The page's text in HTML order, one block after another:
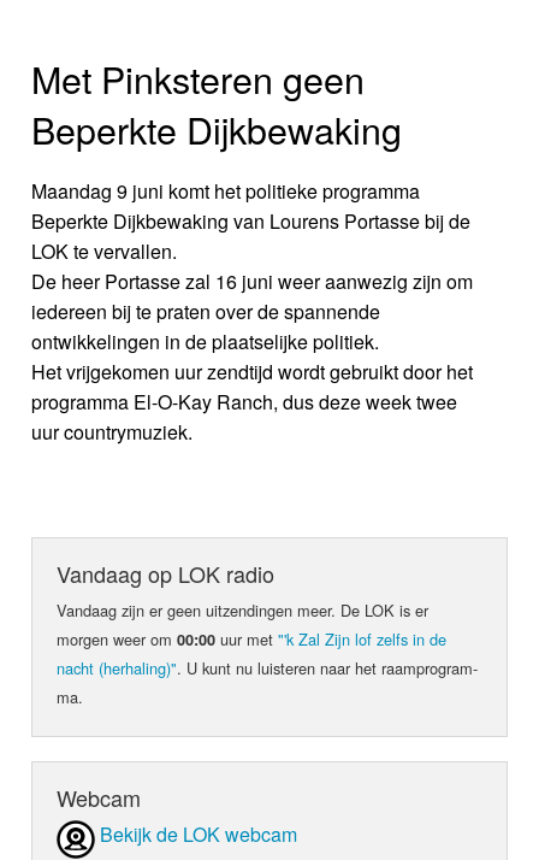
Met Pinksteren geen
Beperkte Dijkbewaking
Maandag 9 juni komt het politieke programma
Beperkte Dijkbewaking van Lourens Portasse bij de
LOK te vervallen.
De heer Portasse zal 16 juni weer aanwezig zijn om
iedereen bij te praten over de spannende
ontwikkelingen in de plaatselijke politiek.
Het vrijgekomen uur zendtijd wordt gebruikt door het
programma El-O-Kay Ranch, dus deze week twee
uur countrymuziek.
Vandaag op LOK radio
Vandaag zijn er geen uit­zen­din­gen meer. De LOK is er
morgen weer om00:00 uur met"'k Zal Zijn lof zelfs in de
nacht (herhaling)". U kunt nu luis­teren naar het raam­pro­gram­
ma.
Webcam
Bekijk de LOK webcam